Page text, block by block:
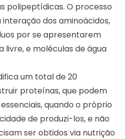
polipeptídicas. O processo
dos aminoácidos,
por se apresentarem
livre, e moléculas de água
um total de 20
proteínas, que podem
quando o próprio
de produzi-los, e não
ser obtidos via nutrição